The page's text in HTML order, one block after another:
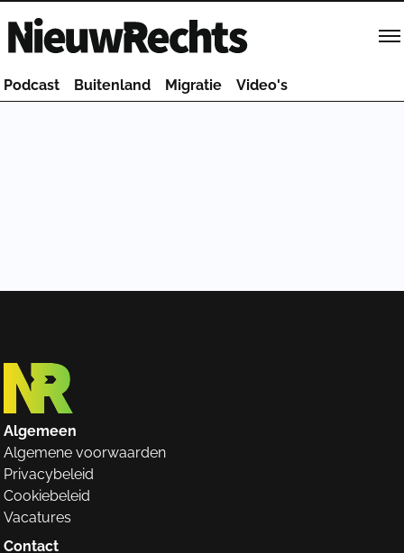
Homepage van NieuwRechts
Podcast Buitenland Migratie Video's
Algemeen
Algemene voorwaarden
Privacybeleid
Cookiebeleid
Vacatures
Contact